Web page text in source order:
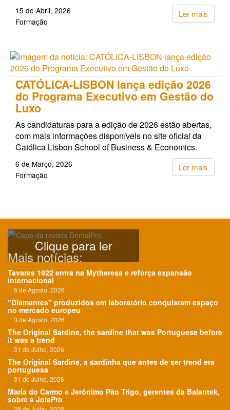
Ler mais
15 de Abril, 2026
Formação
CATÓLICA-LISBON lança edição 2026
do Programa Executivo em Gestão do
Luxo
As candidaturas para a edição de 2026 estão abertas,
com mais informações disponíveis no site oficial da
Católica Lisbon School of Business & Economics.
Ler mais
6 de Março, 2026
Formação
Clique para ler
Mais notícias:
Tavares 1922 entra na Mytheresa e reforça expansão
internacional
5 de Agosto, 2026
"Diamantes" produzidos em laboratório conquistam espaço
no mercado europeu
3 de Agosto, 2026
The Original Sardine, the sardine that was Portuguese before
it was a trend
31 de Julho, 2026
The Original Sardine, a sardinha que antes de ser trend era
portuguesa
31 de Julho, 2026
Maria do Carmo e Jerónimo Pão Trigo, gerentes da Balantek,
sobre a JoiaPro